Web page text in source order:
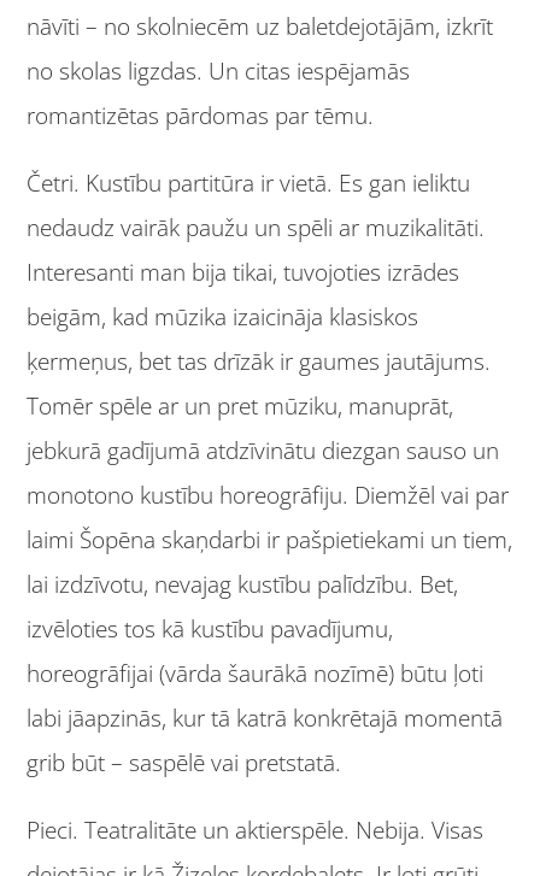
nāvīti – no skolniecēm uz baletdejotājām, izkrīt
no skolas ligzdas. Un citas iespējamās
romantizētas pārdomas par tēmu.
Četri. Kustību partitūra ir vietā. Es gan ieliktu
nedaudz vairāk paužu un spēli ar muzikalitāti.
Interesanti man bija tikai, tuvojoties izrādes
beigām, kad mūzika izaicināja klasiskos
ķermeņus, bet tas drīzāk ir gaumes jautājums.
Tomēr spēle ar un pret mūziku, manuprāt,
jebkurā gadījumā atdzīvinātu diezgan sauso un
monotono kustību horeogrāfiju. Diemžēl vai par
laimi Šopēna skaņdarbi ir pašpietiekami un tiem,
lai izdzīvotu, nevajag kustību palīdzību. Bet,
izvēloties tos kā kustību pavadījumu,
horeogrāfijai (vārda šaurākā nozīmē) būtu ļoti
labi jāapzinās, kur tā katrā konkrētajā momentā
grib būt – saspēlē vai pretstatā.
Pieci. Teatralitāte un aktierspēle. Nebija. Visas